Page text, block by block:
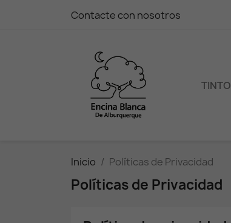
Contacte con nosotros
TINTO
Inicio Políticas de Privacidad
Políticas de Privacidad